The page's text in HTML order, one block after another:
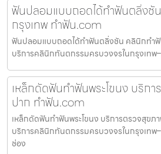
ฟันปลอมแบบถอดได้ทำฟันตลิ่งชั
กรุงเทพ ทำฟัน.com
ฟันปลอมแบบถอดได้ทำฟันตลิ่งชัน คลินิกทำ
บริการคลินิกทันตกรรมครบวงจรในกรุงเท
เหล็กดัดฟันทำฟันพระโขนง บริก
ปาก ทำฟัน.com
เหล็กดัดฟันทำฟันพระโขนง บริการตรวจสุข
บริการคลินิกทันตกรรมครบวงจรในกรุงเท
ช่อง